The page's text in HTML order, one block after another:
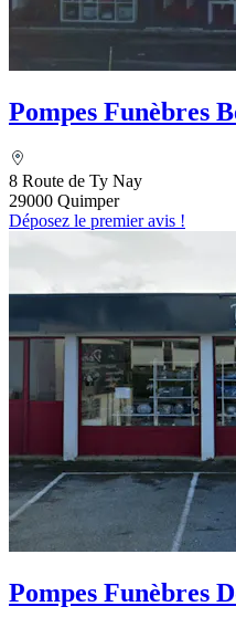
Pompes Funèbres
8 Route de Ty Nay
29000 Quimper
Déposez le premier avis !
Pompes Funèbres